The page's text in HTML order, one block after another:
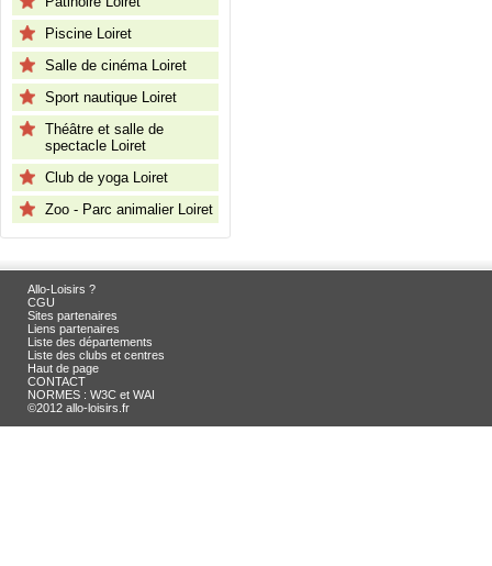
Piscine Loiret
Salle de cinéma Loiret
Sport nautique Loiret
Théâtre et salle de
spectacle Loiret
Club de yoga Loiret
Zoo - Parc animalier Loiret
Allo-Loisirs ?
CGU
Sites partenaires
Liens partenaires
Liste des départements
Liste des clubs et centres
Haut de page
CONTACT
NORMES : W3C et WAI
©2012 allo-loisirs.fr